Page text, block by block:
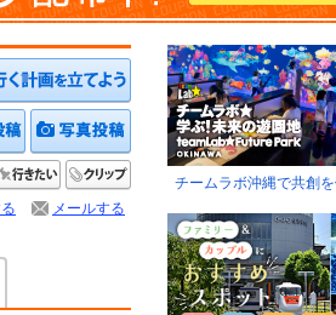
クチコミを投稿する写真を投稿する
った 行きたい
メールする
チームラボ沖縄で共創を